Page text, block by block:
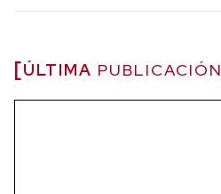
ÚLTIMA PUBLICACIÓN